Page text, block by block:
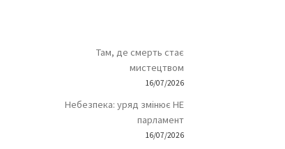
Там, де смерть стає
мистецтвом
16/07/2026
Небезпека: уряд змінює НЕ
парламент
16/07/2026